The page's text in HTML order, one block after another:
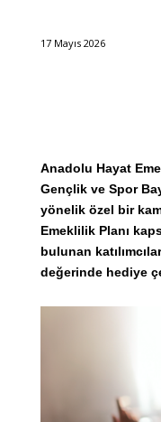
17 Mayıs 2026
Anadolu Hayat
Gençlik ve Spor
yönelik özel bir
Emeklilik Planı
bulunan
değerinde hediye